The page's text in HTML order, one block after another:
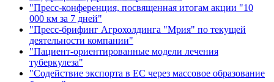
"Пресс-конференция, посвященная итогам акции "10
000 км за 7 дней"
"Пресс-брифинг Агрохолдинга "Мрия" по текущей
деятельности компании"
"Пациент-ориентированные модели лечения
туберкулеза"
"Содействие экспорта в ЕС через массовое образование